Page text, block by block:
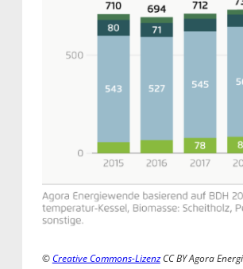
©Creative Commons-LizenzCC BY Agora